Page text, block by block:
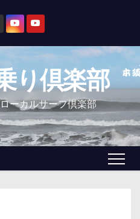
り倶楽部
ーカルサーフ倶楽部